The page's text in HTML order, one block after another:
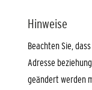
Hinweise
Beachten Sie,
Adresse
geändert werden